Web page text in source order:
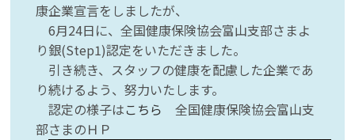
康企業宣言をしましたが、
6月24日に、全国健康保険協会富山支部さまよ
り銀(Step1)認定をいただきました。
引き続き、スタッフの健康を配慮した企業であ
り続けるよう、努力いたします。
認定の様子はこちら
全国健康保険協会富山支
部さまのＨＰ